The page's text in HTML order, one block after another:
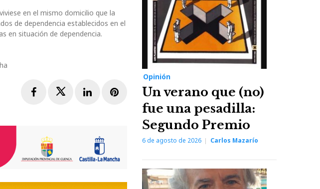
en el mismo domicilio que la
de dependencia establecidos en el
en situación de dependencia.
FacebookTwitterLinkedInPinterest
Opinión
Un verano que (no)
fue una pesadilla:
Segundo Premio
6 de agosto de 2026 Carlos Mazarío